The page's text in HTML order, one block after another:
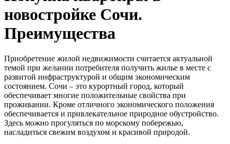
новостройке Сочи.
Преимущества
Приобретение жилой недвижимости считается актуальной
темой при желании потребителя получить жилье в месте с
развитой инфраструктурой и общим экономическим
состоянием. Сочи – это курортный город, который
обеспечивает многие положительные свойства при
проживании. Кроме отличного экономического положения
обеспечивается и привлекательное природное обустройство.
Здесь можно прогуляться по морскому побережью,
насладиться свежим воздухом и красивой природой.